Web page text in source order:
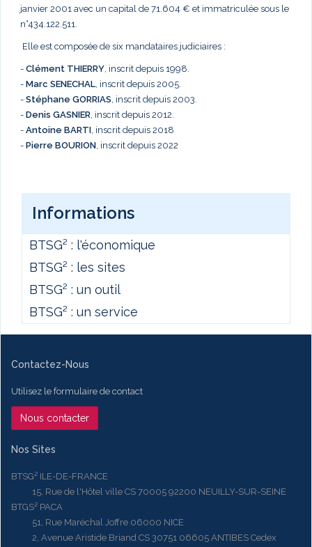
janvier 2001 avec un capital de 71.604 € et immatriculée sous le
n°434.122.511.
Elle est composée de six mandataires judiciaires :
- Clément THIERRY, inscrit depuis 1998.
- Marc SENECHAL, inscrit depuis 2005.
- Stéphane GORRIAS, inscrit depuis 2003.
- Denis GASNIER, inscrit depuis 2012.
- Antoine BARTI, inscrit depuis 2018
- Pierre BOURION, inscrit depuis 2022
Informations
BTSG² : l'économique
BTSG² : les sites
BTSG² : un outil
BTSG² : un service
Contactez-Nous
Utilisez le formulaire de contact
Nous contacter
Nos Sites
BTSG² ILE-DE-FRANCE
15, Rue de l'Hôtel ville CS 70005 92200 NEUILLY-SUR-SEINE
BTGS² PACA
51, Rue Maréchal Joffre 06000 NICE
2, Avenue Aristide Briand CS 30751 06605 ANTIBES Cedex